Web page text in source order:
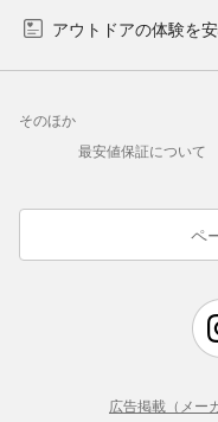
アウトドアの体験を
そのほか
最安値保証について
ペ
広告掲載（メー